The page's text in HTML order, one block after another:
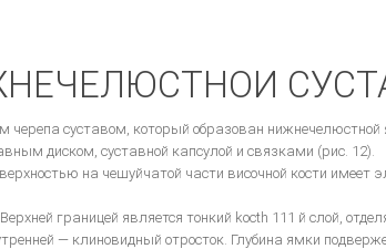
суставом, который образован нижнечелюстной
диском, суставной капсулой и связками (рис. 12).
на чешуйчатой части височной кости имеет
границей является тонкий kocth 111 й слой,
— клиновидный отросток. Глубина ямки